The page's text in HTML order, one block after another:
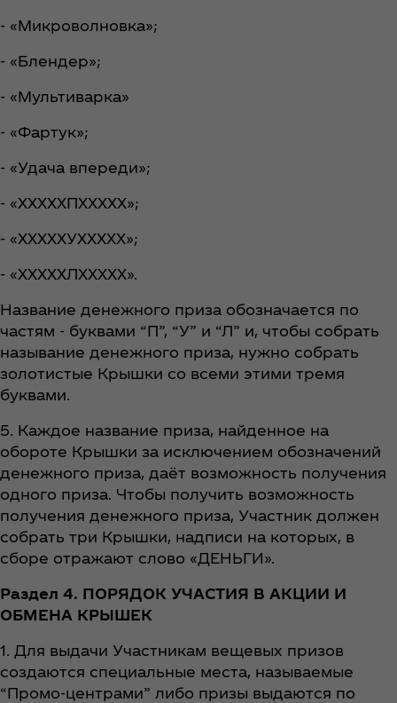
- «Микроволновка»;
- «Блендер»;
- «Мультиварка»
- «Фартук»;
- «Удача впереди»;
- «ХХХХХПХХХХХ»;
- «ХХХХХУХХХХХ»;
- «ХХХХХЛХХХХХ».
Название денежного приза обозначается по
частям - буквами “П”, “У” и “Л” и, чтобы собрать
называние денежного приза, нужно собрать
золотистые Крышки со всеми этими тремя
буквами.
5. Каждое название приза, найденное на
обороте Крышки за исключением обозначений
денежного приза, даёт возможность получения
одного приза. Чтобы получить возможность
получения денежного приза, Участник должен
собрать три Крышки, надписи на которых, в
сборе отражают слово «ДЕНЬГИ».
Раздел 4. ПОРЯДОК УЧАСТИЯ В АКЦИИ И
ОБМЕНА КРЫШЕК
1. Для выдачи Участникам вещевых призов
создаются специальные места, называемые
“Промо-центрами” либо призы выдаются по